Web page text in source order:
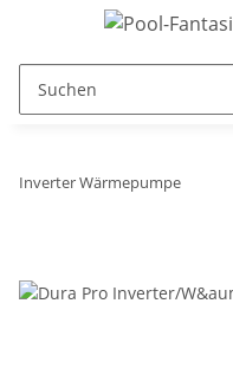
Inverter Wärmepumpe